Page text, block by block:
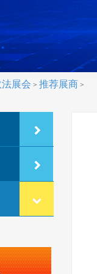
展会 > 推荐展商 >